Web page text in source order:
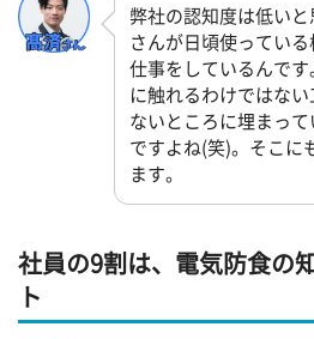
弊社の認知度は低い
さんが日頃使ってい
仕事をしているんで
に触れるわけではな
ないところに埋まっ
ですよね(笑)。そこに
ます。
社員の9割は、電気防食の
ト